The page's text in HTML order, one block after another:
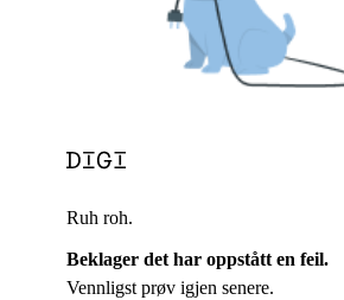
Ruh roh.
Beklager det har oppstått en feil.
Vennligst prøv igjen senere.